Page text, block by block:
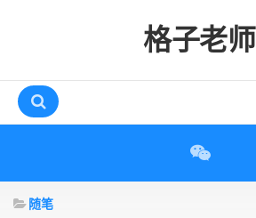
格子老师
互动
随笔